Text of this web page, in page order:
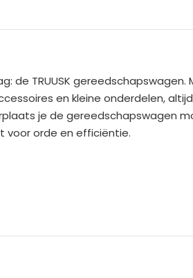
r
n
a
t
de TRUUSK
en kleine onderdelen,
je de gereedschapswagen
voor orde en efficiëntie.